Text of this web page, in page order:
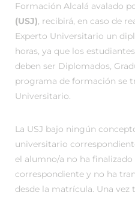
Formación Alcalá avalado
(USJ), recibirá, en caso de
Experto Universitario un
horas, ya que los
deben ser Diplomados,
programa de formación se
Universitario.
La USJ bajo ningún
universitario
el alumno/a no ha
correspondiente y no ha
desde la matrícula. Una